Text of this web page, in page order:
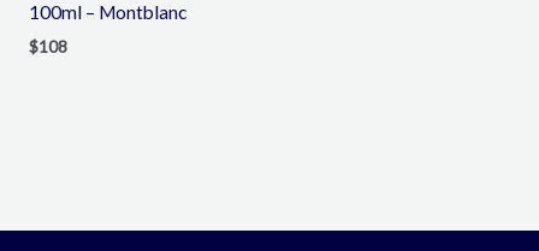
100ml – Montblanc
$108